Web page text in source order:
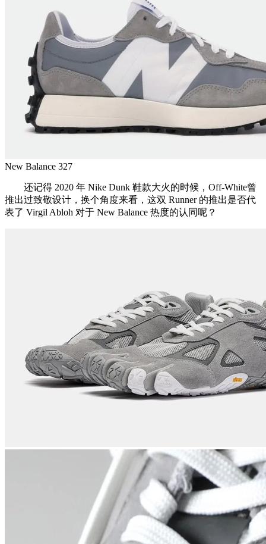
New Balance 327
还记得 2020 年 Nike Dunk 鞋款大火的时候，Off-White曾
推出过致敬设计，换个角度来看，这双 Runner 的推出是否代
表了 Virgil Abloh 对于 New Balance 热度的认同呢？